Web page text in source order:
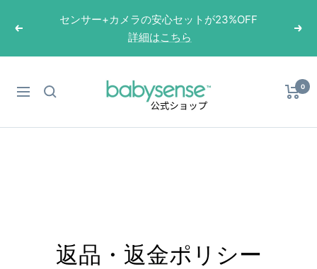
ン
キ
戻
センサー+カメラの安心セットが23%OFF
詳細はこちら
次
ナ
ゲ
Babysense
Japan
0
返品・返金ポリシー